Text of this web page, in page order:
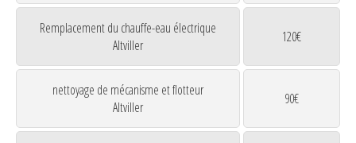
Remplacement du chauffe-eau électrique
Altviller
120€
nettoyage de mécanisme et flotteur
Altviller
90€